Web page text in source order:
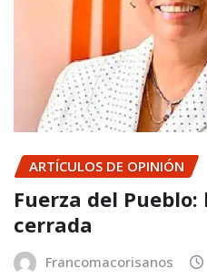
ARTÍCULOS DE OPINIÓN
Fuerza del
cerrada
Francomacorisanos